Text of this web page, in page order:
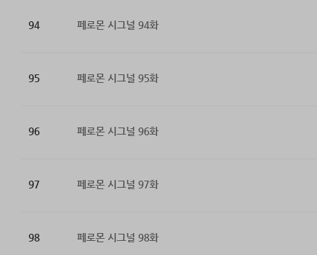
94 페로몬 시그널 94화
95 페로몬 시그널 95화
96 페로몬 시그널 96화
97 페로몬 시그널 97화
98 페로몬 시그널 98화